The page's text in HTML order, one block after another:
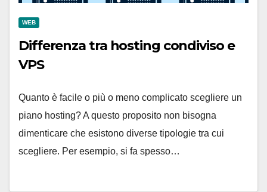
WEB
Differenza tra hosting condiviso e
VPS
Quanto è facile o più o meno complicato scegliere un
piano hosting? A questo proposito non bisogna
dimenticare che esistono diverse tipologie tra cui
scegliere. Per esempio, si fa spesso…